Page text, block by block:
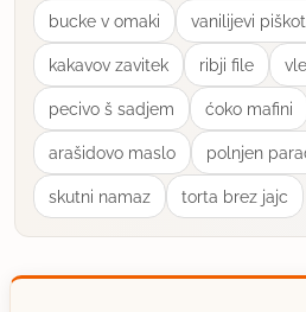
bucke v omaki vanilijevi
kakavov zavitek ribji file
pecivo š sadjem ćoko mafini
arašidovo maslo polnjen
skutni namaz torta brez jajc